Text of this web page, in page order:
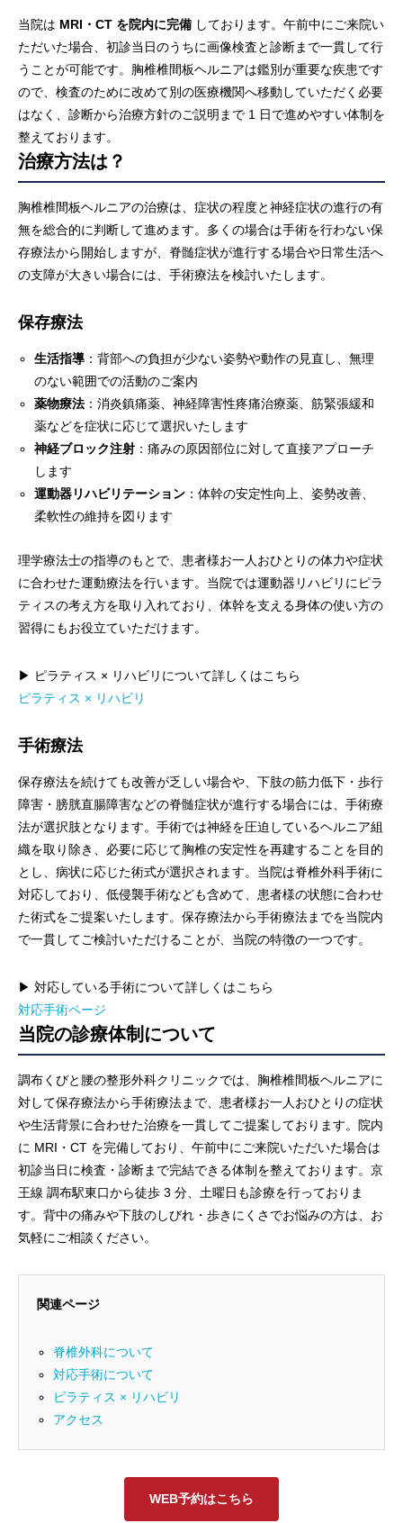
当院は MRI・CT を院内に完備 しております。午前中にご来院い
ただいた場合、初診当日のうちに画像検査と診断まで一貫して行
うことが可能です。胸椎椎間板ヘルニアは鑑別が重要な疾患です
ので、検査のために改めて別の医療機関へ移動していただく必要
はなく、診断から治療方針のご説明まで 1 日で進めやすい体制を
整えております。
治療方法は？
胸椎椎間板ヘルニアの治療は、症状の程度と神経症状の進行の有
無を総合的に判断して進めます。多くの場合は手術を行わない保
存療法から開始しますが、脊髄症状が進行する場合や日常生活へ
の支障が大きい場合には、手術療法を検討いたします。
保存療法
生活指導 ：背部への負担が少ない姿勢や動作の見直し、無理
のない範囲での活動のご案内
薬物療法 ：消炎鎮痛薬、神経障害性疼痛治療薬、筋緊張緩和
薬などを症状に応じて選択いたします
神経ブロック注射 ：痛みの原因部位に対して直接アプローチ
します
運動器リハビリテーション ：体幹の安定性向上、姿勢改善、
柔軟性の維持を図ります
理学療法士の指導のもとで、患者様お一人おひとりの体力や症状
に合わせた運動療法を行います。当院では運動器リハビリにピラ
ティスの考え方を取り入れており、体幹を支える身体の使い方の
習得にもお役立ていただけます。
▶ ピラティス × リハビリについて詳しくはこちら
ピラティス × リハビリ
手術療法
保存療法を続けても改善が乏しい場合や、下肢の筋力低下・歩行
障害・膀胱直腸障害などの脊髄症状が進行する場合には、手術療
法が選択肢となります。手術では神経を圧迫しているヘルニア組
織を取り除き、必要に応じて胸椎の安定性を再建することを目的
とし、病状に応じた術式が選択されます。当院は脊椎外科手術に
対応しており、低侵襲手術なども含めて、患者様の状態に合わせ
た術式をご提案いたします。保存療法から手術療法までを当院内
で一貫してご検討いただけることが、当院の特徴の一つです。
▶ 対応している手術について詳しくはこちら
対応手術ページ
当院の診療体制について
調布くびと腰の整形外科クリニックでは、胸椎椎間板ヘルニアに
対して保存療法から手術療法まで、患者様お一人おひとりの症状
や生活背景に合わせた治療を一貫してご提案しております。院内
に MRI・CT を完備しており、午前中にご来院いただいた場合は
初診当日に検査・診断まで完結できる体制を整えております。京
王線 調布駅東口から徒歩 3 分、土曜日も診療を行っておりま
す。背中の痛みや下肢のしびれ・歩きにくさでお悩みの方は、お
気軽にご相談ください。
関連ページ
脊椎外科について
対応手術について
ピラティス × リハビリ
アクセス
WEB予約はこちら